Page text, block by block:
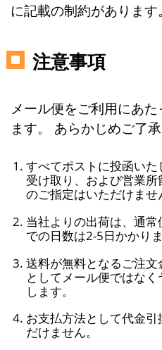
に記載の制約があります。
注意事項
メール便をご利用にあ
ます。 あらかじめご了承
すべてポストに投函い
受け取り、および営業
のご指定はいただけませ
当社よりの出荷は、通
での日数は2-5日かかりま
送料が無料となるご注
としてメール便ではな
します。
お支払方法として代金
だけません。